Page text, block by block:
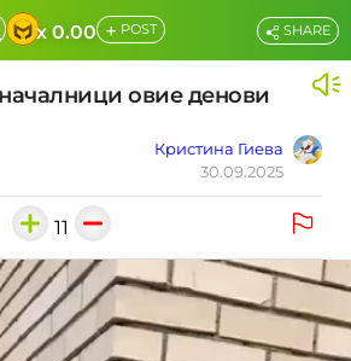
x 0.00 + POST
овие денови
Кристина Гиева
30.09.2025
SHARE
11